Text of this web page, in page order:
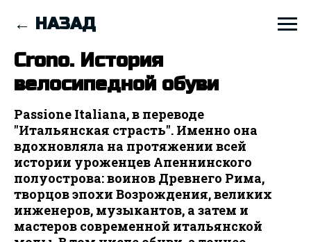
← НАЗАД
Crono. История
велосипедной обуви
Passione Italiana, в переводе
"Итальянская страсть". Именно она
вдохновляла на протяжении всей
истории уроженцев Апеннинского
полуострова: воинов Древнего Рима,
творцов эпохи Возрождения, великих
инженеров, музыкантов, а затем и
мастеров современной итальянской